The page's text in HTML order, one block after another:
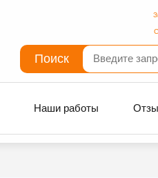
Поиск
Наши работы